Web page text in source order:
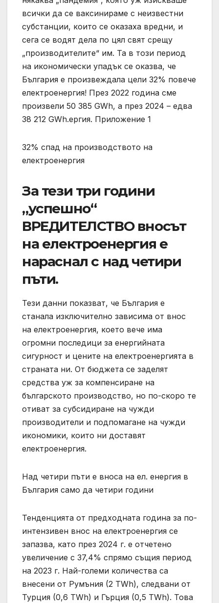
всички да се ваксинираме с неизвестни
субстанции, които се оказаха вредни, и
сега се водят дела по цял свят срещу
„производителите“ им. Та в този период
на икономически упадък се оказва, че
България е произвеждала цели 32% повече
електроенергия! През 2022 година сме
произвели 50 385 GWh, а през 2024 – едва
38 212 GWh.ергия. Приложение 1
32% спад на производството на
електроенергия
За тези три години
„успешно“
ВРЕДИТЕЛСТВО вносът
на електроенергия е
нараснал с над четири
пъти.
Тези данни показват, че България е
станала изключително зависима от внос
на електроенергия, което вече има
огромни последици за енергийната
сигурност и цените на електроенергията в
страната ни. От бюджета се заделят
средства уж за компенсиране на
българското производство, но по-скоро те
отиват за субсидиране на чужди
производители и подпомагане на чужди
икономики, които ни доставят
електроенергия.
Над четири пъти е вноса на ел. енергия в
България само да четири години
Тенденцията от предходната година за по-
интензивен внос на електроенергия се
запазва, като през 2024 г. е отчетено
увеличение с 37,4% спрямо същия период
на 2023 г. Най-големи количества са
внесени от Румъния (2 TWh), следвани от
Турция (0,6 TWh) и Гърция (0,5 TWh). Това